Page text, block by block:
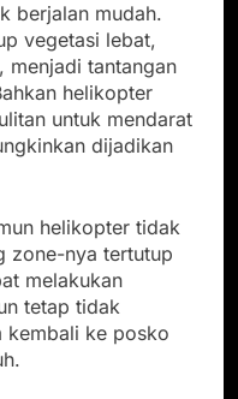
berjalan mudah.
vegetasi lebat,
menjadi tantangan
helikopter
untuk mendarat
dijadikan
helikopter tidak
zone-nya tertutup
melakukan
tetap tidak
kembali ke posko